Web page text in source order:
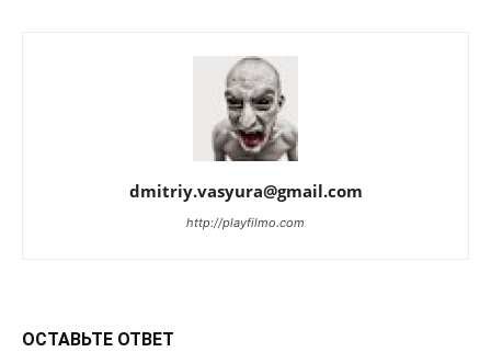
dmitriy.vasyura@gmail.com
http://playfilmo.com
ОСТАВЬТЕ ОТВЕТ